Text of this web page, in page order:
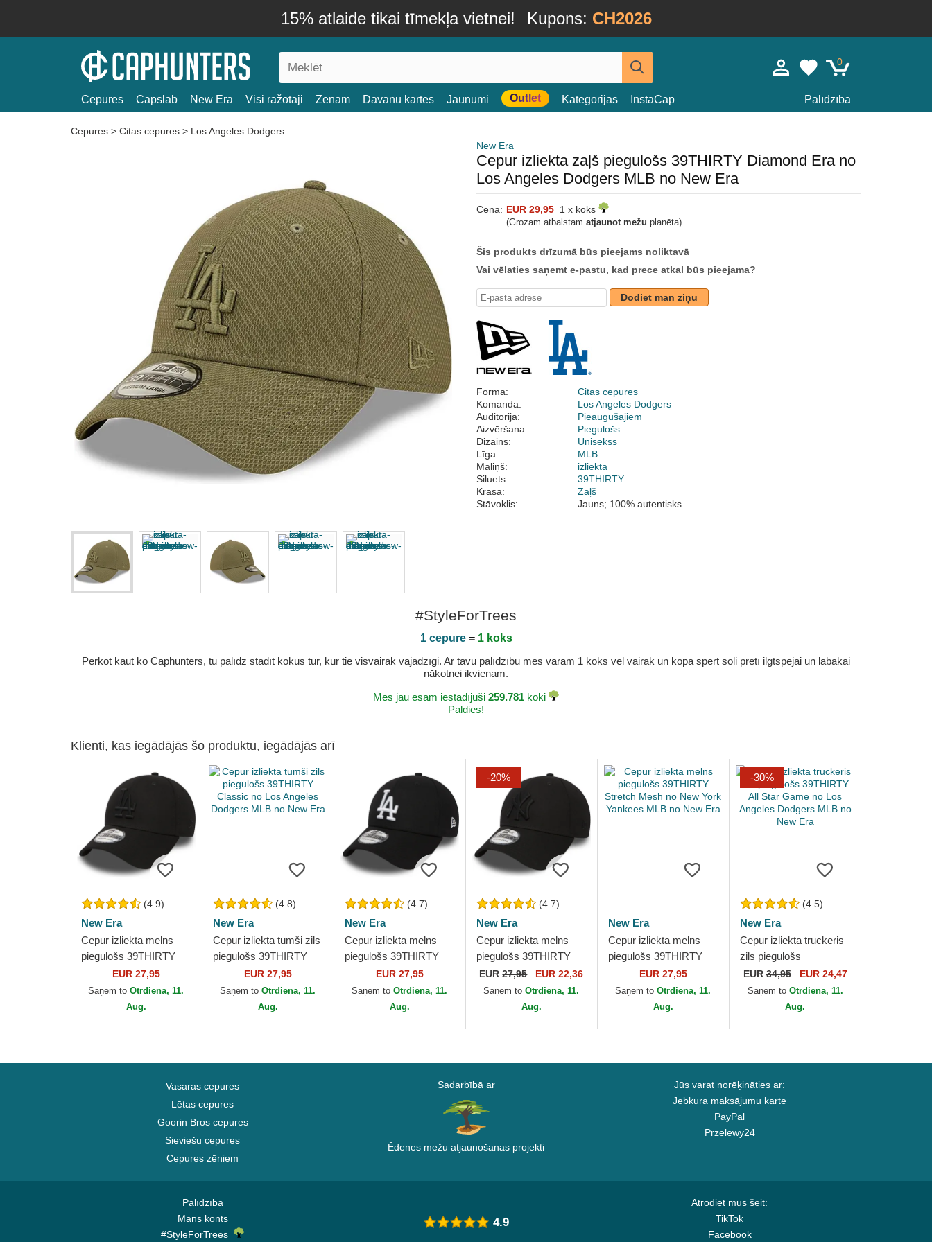
15% atlaide tikai tīmekļa vietnei! Kupons: CH2026
0
Cepures Capslab New Era Visi ražotāji Zēnam Dāvanu kartes Jaunumi Outlet Kategorijas InstaCap Palīdzība
Cepures > Citas cepures > Los Angeles Dodgers
New Era
Cepur izliekta zaļš piegulošs 39THIRTY Diamond Era no
Los Angeles Dodgers MLB no New Era
Cena: EUR 29,95 1 x koks
(Grozam atbalstam atjaunot mežu planēta)
Šis produkts drīzumā būs pieejams noliktavā
Vai vēlaties saņemt e-pastu, kad prece atkal būs pieejama?
Dodiet man ziņu
Forma:
Citas cepures
Komanda:
Los Angeles Dodgers
Auditorija:
Pieaugušajiem
Aizvēršana:
Piegulošs
Dizains:
Unisekss
Līga:
MLB
Maliņš:
izliekta
Siluets:
39THIRTY
Krāsa:
Zaļš
Stāvoklis:
Jauns; 100% autentisks
#StyleForTrees
1 cepure= 1 koks
Pērkot kaut ko Caphunters, tu palīdz stādīt kokus tur, kur tie visvairāk vajadzīgi. Ar tavu palīdzību mēs varam 1 koks vēl vairāk un kopā spert soli pretī ilgtspējai un labākai
nākotnei ikvienam.
Mēs jau esam iestādījuši 259.781 koki
Paldies!
Klienti, kas iegādājās šo produktu, iegādājās arī
(4.9)
New Era
Cepur izliekta melns
piegulošs 39THIRTY
Essential no Los
Angeles Dodgers MLB
no New Era
EUR 27,95
Saņem toOtrdiena, 11.
Aug.
(4.8)
New Era
Cepur izliekta tumši zils
piegulošs 39THIRTY
Classic no Los Angeles
Dodgers MLB no New
EUR 27,95
Saņem toOtrdiena, 11.
Aug.
(4.7)
New Era
Cepur izliekta melns
piegulošs 39THIRTY
Essential no Los
Angeles Dodgers MLB
no New Era
EUR 27,95
Saņem toOtrdiena, 11.
Aug.
-20%
(4.7)
New Era
Cepur izliekta melns
piegulošs 39THIRTY
Classic no New York
Yankees MLB no New
EUR27,95 EUR 22,36
Saņem toOtrdiena, 11.
Aug.
New Era
Cepur izliekta melns
piegulošs 39THIRTY
Stretch Mesh no New
York Yankees MLB no
EUR 27,95
Saņem toOtrdiena, 11.
Aug.
-30%
(4.5)
New Era
Cepur izliekta truckeris
zils piegulošs
39THIRTY All Star
Game no Los Angeles
Dodgers MLB no New
EUR 34,95 EUR 24,47
Saņem to Otrdiena, 11.
Aug.
Vasaras cepures
Lētas cepures
Goorin Bros cepures
Sieviešu cepures
Cepures zēniem
Sadarbībā ar
Ēdenes mežu atjaunošanas projekti
Jūs varat norēķināties ar:
Jebkura maksājumu karte
PayPal
Przelewy24
Palīdzība
Mans konts
#StyleForTrees
Atrodiet mūs šeit:
TikTok
Facebook
4.9